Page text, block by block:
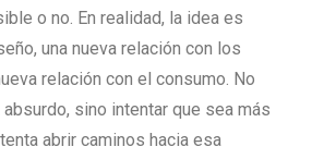
o no. En realidad, la idea es
una nueva relación con los
relación con el consumo. No
sino intentar que sea más
abrir caminos hacia esa